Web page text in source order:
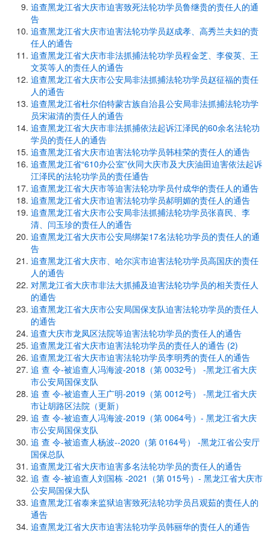
追查黑龙江省大庆市迫害致死法轮功学员鲁继贵的责任人的通
告
追查黑龙江省大庆市迫害法轮功学员赵成孝、高秀兰夫妇的责
任人的通告
追查黑龙江省大庆市非法抓捕法轮功学员程金芝、李俊英、王
文英等人的责任人的通告
追查黑龙江省大庆市公安局非法抓捕法轮功学员赵征福的责任
人的通告
追查黑龙江省杜尔伯特蒙古族自治县公安局非法抓捕法轮功学
员宋淑清的责任人的通告
追查黑龙江省大庆市非法抓捕依法起诉江泽民的60余名法轮功
学员的责任人的通告
追查黑龙江省大庆市迫害法轮功学员韩桂荣的责任人的通告
追查黑龙江省“610办公室”伙同大庆市及大庆油田迫害依法起诉
江泽民的法轮功学员的责任通告
追查黑龙江省大庆市等迫害法轮功学员付成华的责任人的通告
追查黑龙江省大庆市迫害法轮功学员郝明媚的责任人的通告
追查黑龙江省大庆市公安局非法抓捕法轮功学员张喜民、李
清、闫玉珍的责任人的通告
追查黑龙江省大庆市公安局绑架17名法轮功学员的责任人的通
告
追查黑龙江省大庆市、哈尔滨市迫害法轮功学员高国庆的责任
人的通告
对黑龙江省大庆市非法大抓捕及迫害法轮功学员的相关责任人
的通告
追查黑龙江省大庆市公安局国保支队迫害法轮功学员的责任人
的通告
追查大庆市龙凤区法院等迫害法轮功学员的责任人的通告
追查黑龙江省大庆市迫害法轮功学员的责任人的通告 (2)
追查黑龙江省大庆市迫害法轮功学员李明秀的责任人的通告
追 查 令-被追查人冯海波-2018（第 0032号） -黑龙江省大庆
市公安局国保支队
追 查 令-被追查人王广明-2019（第 0012号） -黑龙江省大庆
市让胡路区法院（更新）
追 查 令-被追查人冯海波-2019（第 0064号）- 黑龙江省大庆
市公安局国保支队
追 查 令-被追查人杨波--2020（第 0164号） -黑龙江省公安厅
国保总队
追查黑龙江省大庆市迫害多名法轮功学员的责任人的通告
追 查 令-被追查人刘国栋 -2021（第 015号）- 黑龙江省大庆市
公安局国保大队
追查黑龙江省泰来监狱迫害致死法轮功学员吕观茹的责任人的
通告
追查黑龙江省大庆市迫害法轮功学员韩丽华的责任人的通告